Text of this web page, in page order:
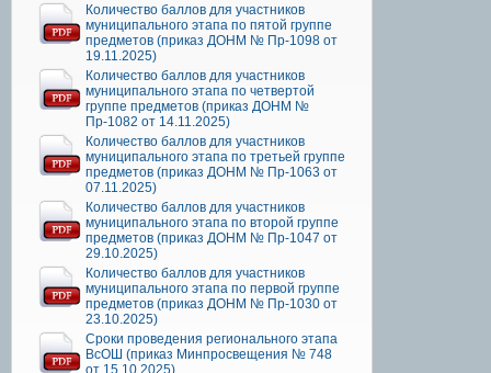
Количество баллов для участников
муниципального этапа по пятой группе
предметов (приказ ДОНМ № Пр-1098 от
19.11.2025)
Количество баллов для участников
муниципального этапа по четвертой
группе предметов (приказ ДОНМ №
Пр-1082 от 14.11.2025)
Количество баллов для участников
муниципального этапа по третьей группе
предметов (приказ ДОНМ № Пр-1063 от
07.11.2025)
Количество баллов для участников
муниципального этапа по второй группе
предметов (приказ ДОНМ № Пр-1047 от
29.10.2025)
Количество баллов для участников
муниципального этапа по первой группе
предметов (приказ ДОНМ № Пр-1030 от
23.10.2025)
Сроки проведения регионального этапа
ВсОШ (приказ Минпросвещения № 748
от 15.10.2025)